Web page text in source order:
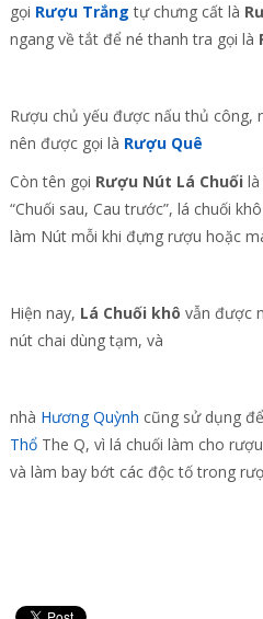
gọi Rượu Trắng tự chưng cất là
ngang về tắt để né thanh tra gọi là
Rượu chủ yếu được nấu thủ công,
nên được gọi là Rượu Quê
Còn tên gọi Rượu Nút Lá Chuối
“Chuối sau, Cau trước”, lá chuối
làm Nút mỗi khi đựng rượu hoặc
Hiện nay, Lá Chuối khô vẫn được
nút chai dùng tạm, và
nhà Hương Quỳnh cũng sử dụng
ThổThe Q, vì lá chuối làm cho
và làm bay bớt các độc tố trong